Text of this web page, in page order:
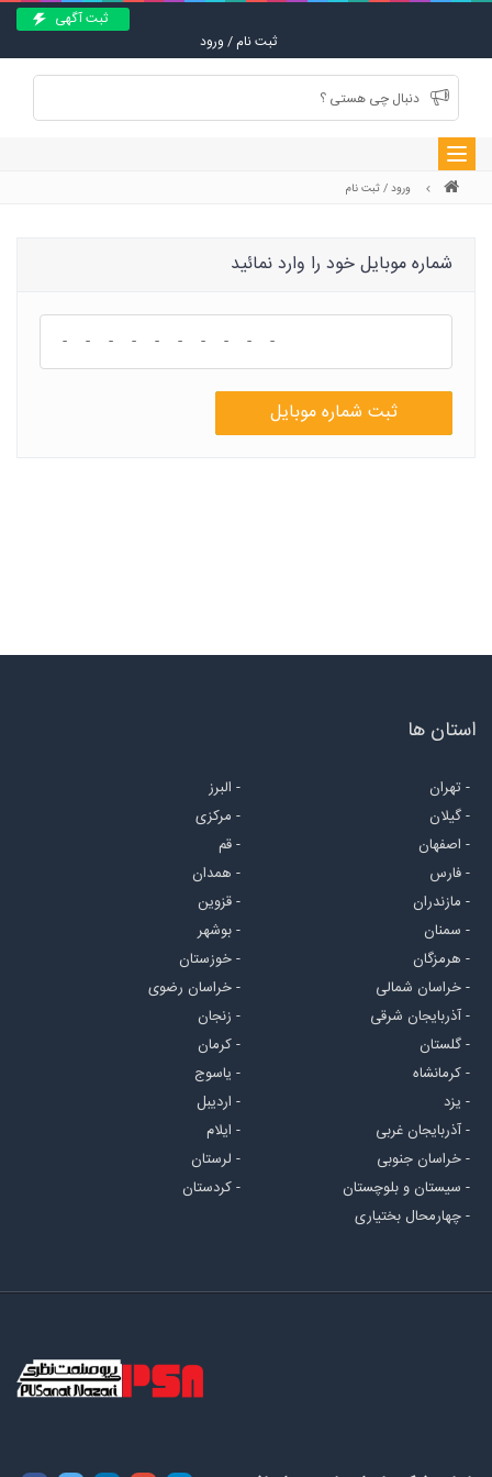
ثبت آگهی
ثبت نام / ورود
Toggle
navigation
ورود / ثبت نام
شماره موبایل خود را وارد نمائید
ثبت شماره موبایل
استان ها
- تهران
- البرز
- گیلان
- مرکزی
- اصفهان
- قم
- فارس
- همدان
- مازندران
- قزوین
- سمنان
- بوشهر
- هرمزگان
- خوزستان
- خراسان شمالی
- خراسان رضوی
- آذربایجان شرقی
- زنجان
- گلستان
- کرمان
- کرمانشاه
- یاسوج
- یزد
- اردیبل
- آذربایجان غربی
- ایلام
- خراسان جنوبی
- لرستان
- سیستان و بلوچستان
- کردستان
- چهارمحال بختیاری